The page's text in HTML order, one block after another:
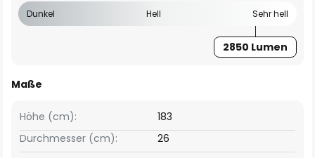
Dunkel Hell Sehr hell
2850 Lumen
Maße
Höhe (cm):
183
Durchmesser (cm):
26